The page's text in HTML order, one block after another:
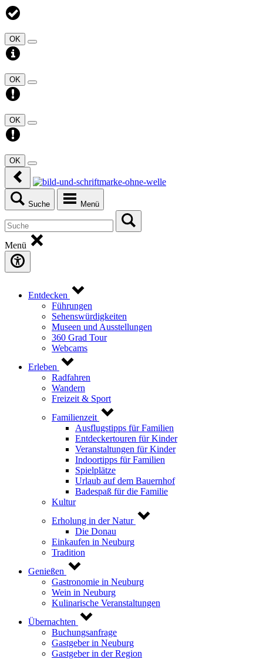
OK
OK
OK
OK
Suche Menü
Menü
Entdecken
Führungen
Sehenswürdigkeiten
Museen und Ausstellungen
360 Grad Tour
Webcams
Erleben
Radfahren
Wandern
Freizeit & Sport
Familienzeit
Ausflugstipps für Familien
Entdeckertouren für Kinder
Veranstaltungen für Kinder
Indoortipps für Familien
Spielplätze
Urlaub auf dem Bauernhof
Badespaß für die Familie
Kultur
Erholung in der Natur
Die Donau
Einkaufen in Neuburg
Tradition
Genießen
Gastronomie in Neuburg
Wein in Neuburg
Kulinarische Veranstaltungen
Übernachten
Buchungsanfrage
Gastgeber in Neuburg
Gastgeber in der Region